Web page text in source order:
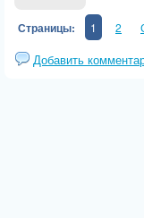
Страницы: 1 2
Добавить